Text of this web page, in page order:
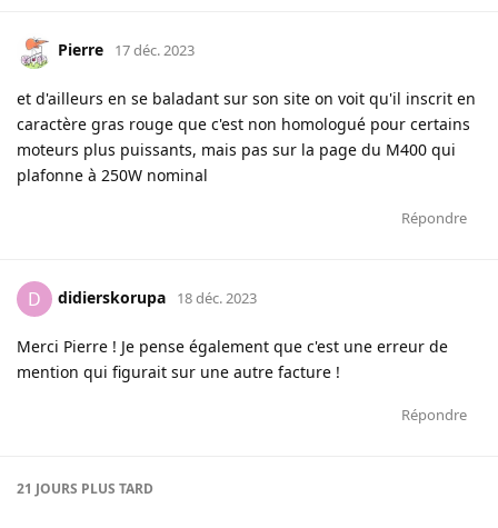
Pierre 17 déc. 2023
et d'ailleurs en se baladant sur son site on voit qu'il inscrit en
caractère gras rouge que c'est non homologué pour certains
moteurs plus puissants, mais pas sur la page du M400 qui
plafonne à 250W nominal
Répondre
D didierskorupa 18 déc. 2023
Merci Pierre ! Je pense également que c'est une erreur de
mention qui figurait sur une autre facture !
Répondre
21 JOURS PLUS TARD